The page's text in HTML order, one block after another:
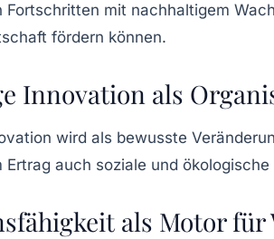
Fortschritten mit nachhaltigem
fördern können.
Innovation als
wird als bewusste
auch soziale und ökologische
als Motor für